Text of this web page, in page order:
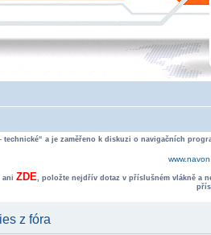
a je zaměřeno k diskuzi o navigačních
ani ZDE, položte nejdřív dotaz v příslušném vlákně a
z fóra